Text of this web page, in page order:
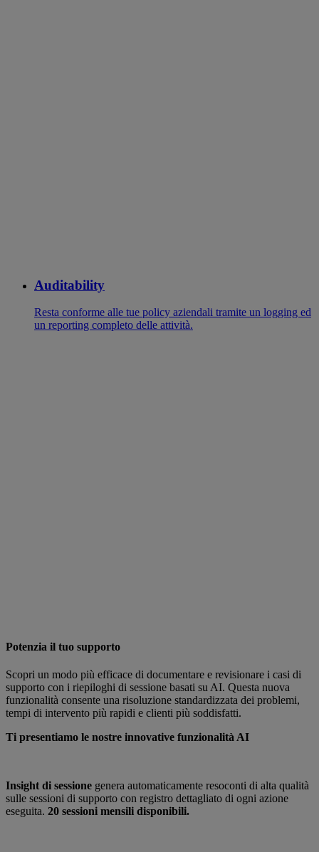
Auditability
Resta conforme alle tue policy aziendali tramite un logging ed
un reporting completo delle attività.
Potenzia il tuo supporto
Scopri un modo più efficace di documentare e revisionare i casi di
supporto con i riepiloghi di sessione basati su AI. Questa nuova
funzionalità consente una risoluzione standardizzata dei problemi,
tempi di intervento più rapidi e clienti più soddisfatti.
Ti presentiamo le nostre innovative funzionalità AI
Insight di sessione genera automaticamente resoconti di alta qualità
sulle sessioni di supporto con registro dettagliato di ogni azione
eseguita. 20 sessioni mensili disponibili.